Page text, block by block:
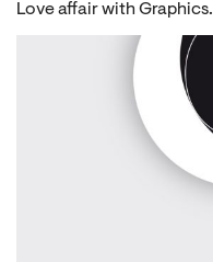
Love affair with Graphics.